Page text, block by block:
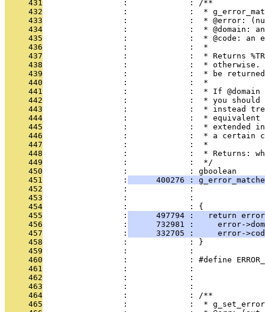
     431
                 :             : /**
     432
:             :  *
     433
:             :  * @error:
     434
:             :  * @domain:
     435
:             :  * @code: an
     436
                 :             :  *
     437
:             :  * Returns
     438
:             :  *
     439
:             :  * be
     440
                 :             :  *
     441
:             :  * If
     442
:             :  * you
     443
:             :  * instead
     444
:             :  *
     445
:             :  * extended
     446
:             :  * a certain
     447
                 :             :  *
     448
:             :  * Returns:
     449
                 :             :  */
     450
                 :             : gboolean
     451
                 :
400276 :
     452
:             :
     453
:             :
     454
                 :             : {
     455
                 :
497794 :   return
     456
                 :
732981 :     error-
     457
                 :
332705 :     error-
     458
                 :             : }
     459
                 :             :
     460
:             : #define
     461
:             :
     462
:             :
     463
                 :             :
     464
                 :             : /**
     465
:             :  *